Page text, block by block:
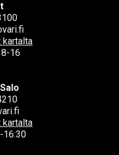
kartalta
16
kartalta
16:30